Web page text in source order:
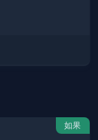
如果